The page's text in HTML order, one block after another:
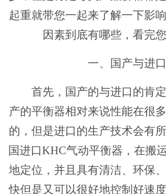
起重就带您一起来了解一下影
因素到底有哪些，看完
一、国产与进
首先，国产的与进口的肯
产的平衡器相对来说性能在很
的，但是进口的生产技术会有
国进口KHC气动平衡器，在搬
地定位，并且具有清洁、环保
快但是又可以很好地控制好速